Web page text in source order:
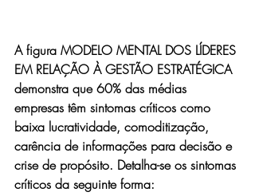
A figura MODELO MENTAL DOS LÍDERES
EM RELAÇÃO À GESTÃO ESTRATÉGICA
demonstra que 60% das médias
empresas têm sintomas críticos como
baixa lucratividade, comoditização,
carência de informações para decisão e
crise de propósito. Detalha-se os sintomas
críticos da seguinte forma: